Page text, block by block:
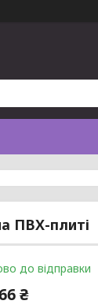
ПВХ-плиті
до відправки
₴